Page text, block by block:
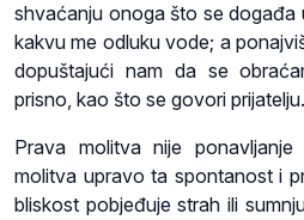
shvaćanju onoga što se događa
kakvu me odluku vode; a
dopuštajući nam da se
prisno, kao što se govori prijatelju.
Prava molitva nije
molitva upravo ta spontanost i
bliskost pobjeđuje strah ili